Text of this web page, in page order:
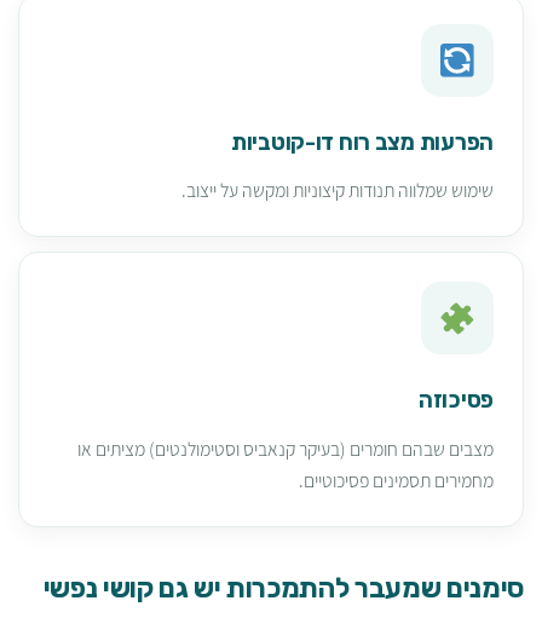
הפרעות מצב רוח דו-קוטביות
שימוש שמלווה תנודות קיצוניות ומקשה על ייצוב.
פסיכוזה
מצבים שבהם חומרים (בעיקר קנאביס וסטימולנטים) מציתים או
מחמירים תסמינים פסיכוטיים.
סימנים שמעבר להתמכרות יש גם קושי נפשי